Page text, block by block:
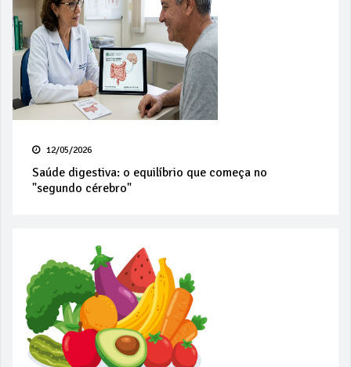
12/05/2026
Saúde digestiva: o equilíbrio que começa no
"segundo cérebro"